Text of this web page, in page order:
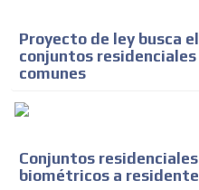
Proyecto de ley busca
conjuntos residenciales
comunes
Conjuntos
biométricos a